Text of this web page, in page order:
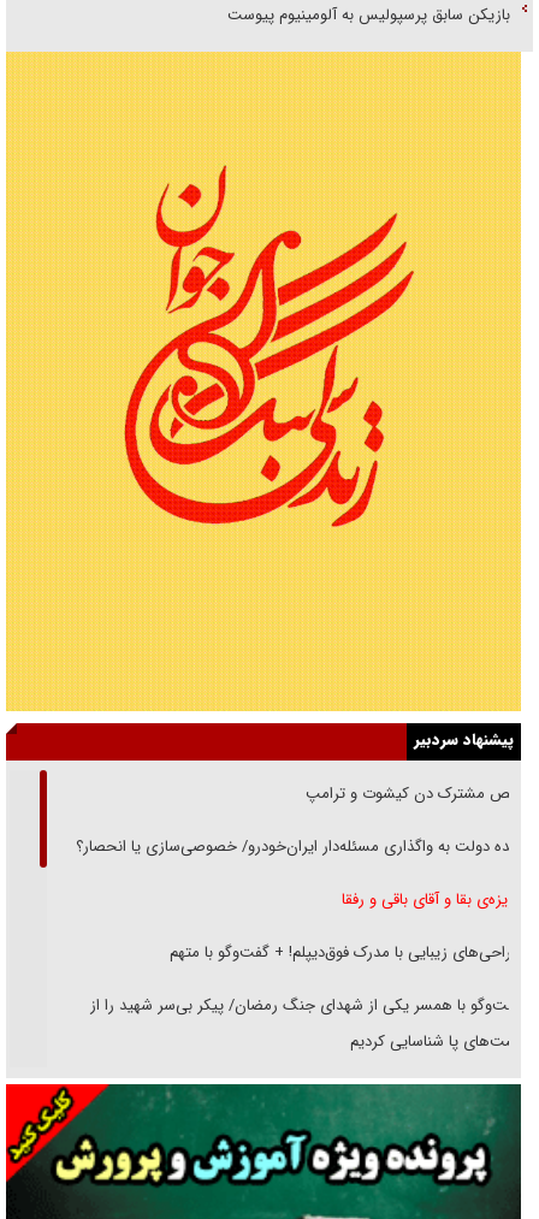
بازیکن سابق پرسپولیس به آلومینیوم پیوست
پیشنهاد سردبیر
رقص مشترک دن کیشوت و ترامپ
دنده دولت به واگذاری مسئله‌دار ایران‌خودرو/ خصوصی‌سازی یا انحصار؟
غریزه‌ی بقا و آقای باقی و رفقا
جراحی‌های زیبایی با مدرک فوق‌دیپلم! + گفت‌وگو با متهم
گفت‌وگو با همسر یکی از شهدای جنگ رمضان/ پیکر بی‌سر شهید را از
انگشت‌های پا شناسایی کردیم
نسلی که آنلاین الگو می‌گیرد
گفت‌وگو با آیت‌الله جاودان/ جفای مخالفان مکانت معنوی رهبر شهید را
ارتقا می‌داد